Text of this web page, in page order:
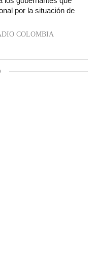
por la situación de
COLOMBIA